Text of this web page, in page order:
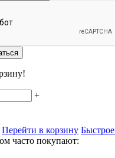
+
Перейти в корзину
часто покупают: